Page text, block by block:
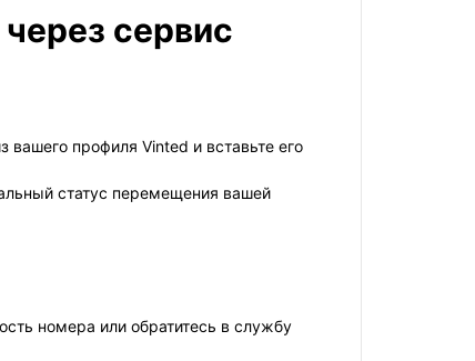
сервис
вашего профиля Vinted и вставьте его
статус перемещения вашей
номера или обратитесь в службу